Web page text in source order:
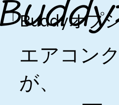
「Buddyオプ
Buddy
エアコン
が、